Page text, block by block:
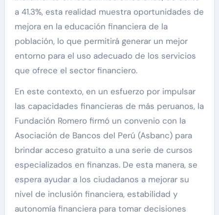
a 41.3%, esta realidad muestra oportunidades de
mejora en la educación financiera de la
población, lo que permitirá generar un mejor
entorno para el uso adecuado de los servicios
que ofrece el sector financiero.
En este contexto, en un esfuerzo por impulsar
las capacidades financieras de más peruanos, la
Fundación Romero firmó un convenio con la
Asociación de Bancos del Perú (Asbanc) para
brindar acceso gratuito a una serie de cursos
especializados en finanzas. De esta manera, se
espera ayudar a los ciudadanos a mejorar su
nivel de inclusión financiera, estabilidad y
autonomía financiera para tomar decisiones